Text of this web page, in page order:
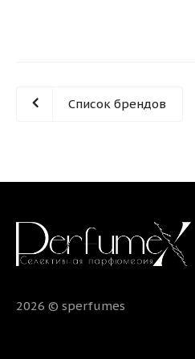
Список брендов
2026 © sperfumes